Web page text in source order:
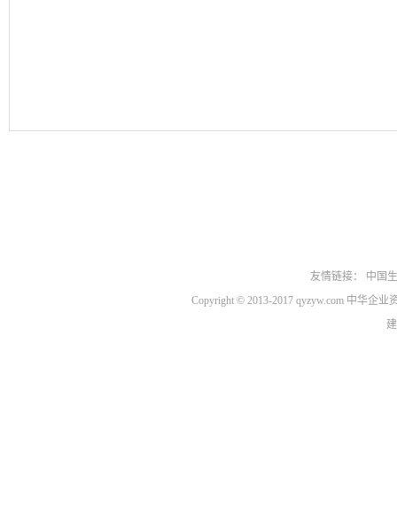
友情链接：
中国
Copyright © 2013-2017 qyzyw.com 中华企业